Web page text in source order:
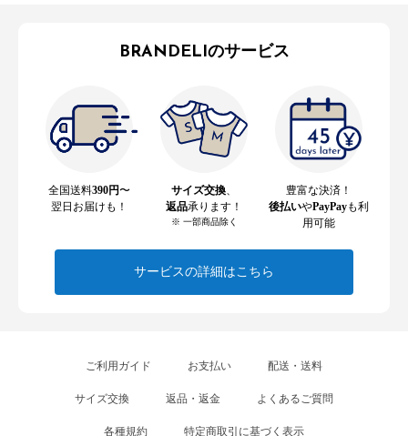
BRANDELIのサービス
全国送料390円〜
翌日お届けも！
サイズ交換
返品承ります！
※ 一部商品除く
豊富な決済！
後払いやPayPayも利
用可能
サービスの詳細はこちら
ご利用ガイド お支払い 配送・送料
サイズ交換 返品・返金 よくあるご質問
各種規約 特定商取引に基づく表示